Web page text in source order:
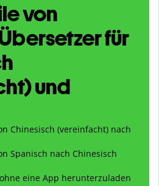
von
für
und
Chinesisch (vereinfacht) nach
Spanisch nach Chinesisch
eine App herunterzuladen